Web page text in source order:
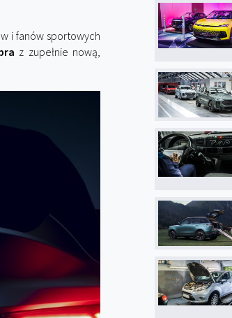
i fanów sportowych
z zupełnie nową,